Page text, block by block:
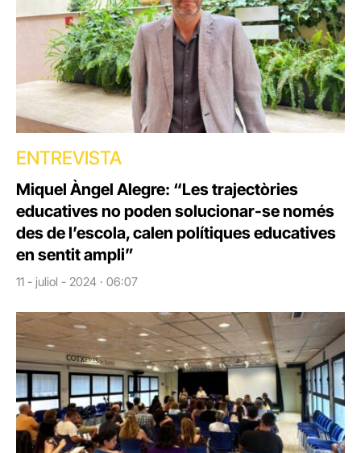
ENTREVISTA
Miquel Àngel Alegre: “Les trajectòries
educatives no poden solucionar-se només
des de l’escola, calen polítiques educatives
en sentit ampli”
11 - juliol - 2024 · 06:07